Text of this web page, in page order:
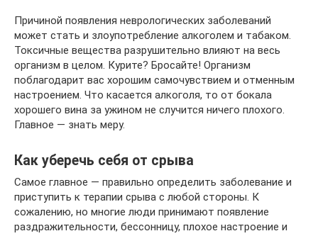
Причиной появления неврологических заболеваний
может стать и злоупотребление алкоголем и табаком.
Токсичные вещества разрушительно влияют на весь
организм в целом. Курите? Бросайте! Организм
поблагодарит вас хорошим самочувствием и отменным
настроением. Что касается алкоголя, то от бокала
хорошего вина за ужином не случится ничего плохого.
Главное — знать меру.
Как уберечь себя от срыва
Самое главное — правильно определить заболевание и
приступить к терапии срыва с любой стороны. К
сожалению, но многие люди принимают появление
раздражительности, бессонницу, плохое настроение и